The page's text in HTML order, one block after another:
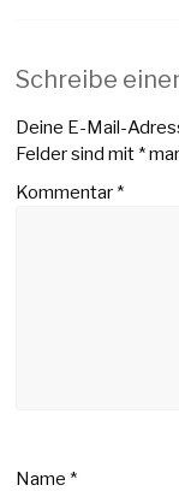
Schreibe
Deine E-Mail-
Felder sind mit*
Kommentar*
Name*